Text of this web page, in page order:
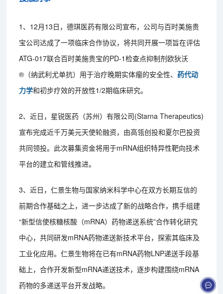
1、12月13日，德琪医药有限公司宣布，公司与百时美施贵
宝公司达成了一项临床合作协议，将共同开展一项旨在评估
ATG-017联合百时美施贵宝的PD-1检查点抑制剂欧狄沃
®（纳武利尤单抗）用于治疗晚期实体瘤的安全性、药代动
力学和初步疗效的开放性1/2期临床研究。
2、近日，星锐医药（苏州）有限公司(Starna Therapeutics)
宣布完成近千万美元天使轮融资，由高瓴创投和夏尔巴投资
共同领投。此次募集资金将用于mRNA组织特异性靶向技术
平台的建立和管线推进。
3、近日，仁景生物与国家纳米科学中心在双方长期互信的
前期合作基础之上，进一步达成了新的战略合作，携手组建
“新型信使核糖核酸（mRNA）药物递送系统”合作转化研究
中心，共同研发mRNA药物递送新技术平台，探索其临床及
工业化应用。仁景生物将在已有mRNA药物LNP递送手段基
础上，合作开发新型mRNA递送技术，逐步构建围绕mRNA
药物的多递送平台开发战略。